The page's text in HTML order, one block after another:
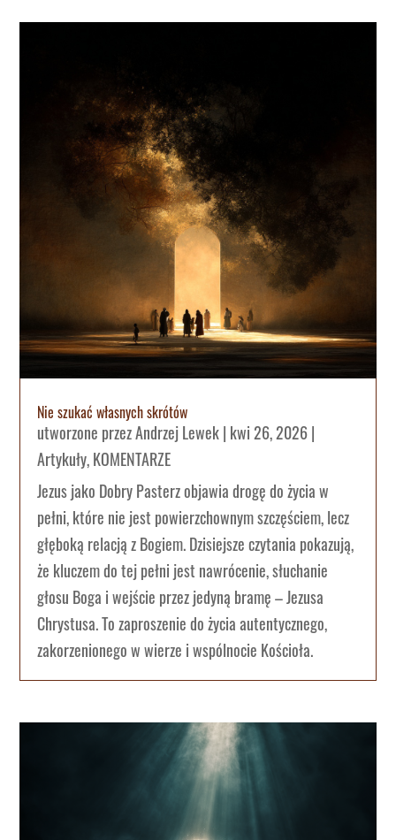
Nie szukać własnych skrótów
utworzone przezAndrzej Lewek| kwi 26, 2026|
Artykuły,KOMENTARZE
Jezus jako Dobry Pasterz objawia drogę do życia w
pełni, które nie jest powierzchownym szczęściem, lecz
głęboką relacją z Bogiem. Dzisiejsze czytania pokazują,
że kluczem do tej pełni jest nawrócenie, słuchanie
głosu Boga i wejście przez jedyną bramę – Jezusa
Chrystusa. To zaproszenie do życia autentycznego,
zakorzenionego w wierze i wspólnocie Kościoła.